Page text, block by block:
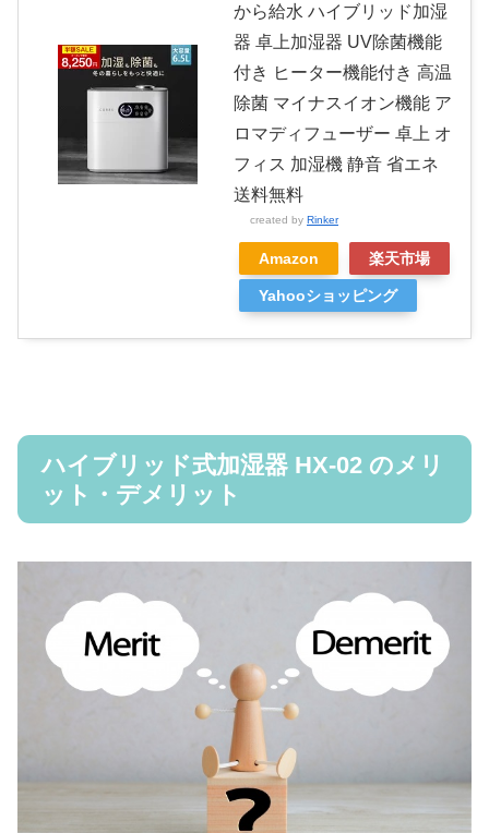
から給水 ハイブリッド加湿
器 卓上加湿器 UV除菌機能
付き ヒーター機能付き 高温
除菌 マイナスイオン機能 ア
ロマディフューザー 卓上 オ
フィス 加湿機 静音 省エネ
送料無料
created by Rinker
Amazon 楽天市場
Yahooショッピング
ハイブリッド式加湿器 HX-02 のメリ
ット・デメリット